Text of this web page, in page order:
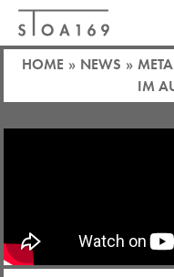
HOME » NEWS »
IM
METALLBAU